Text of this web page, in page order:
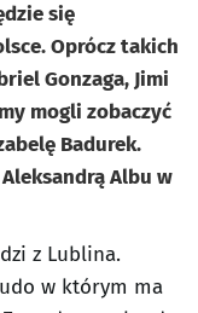
się
Oprócz takich
Gonzaga, Jimi
mogli zobaczyć
Badurek.
Albu w
z Lublina.
w którym ma